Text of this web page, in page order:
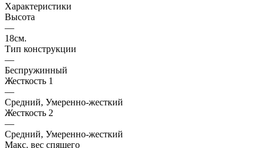
Характеристики
Высота
—
18см.
Тип конструкции
—
Беспружинный
Жесткость 1
—
Средний, Умеренно-жесткий
Жесткость 2
—
Средний, Умеренно-жесткий
Макс. вес спящего